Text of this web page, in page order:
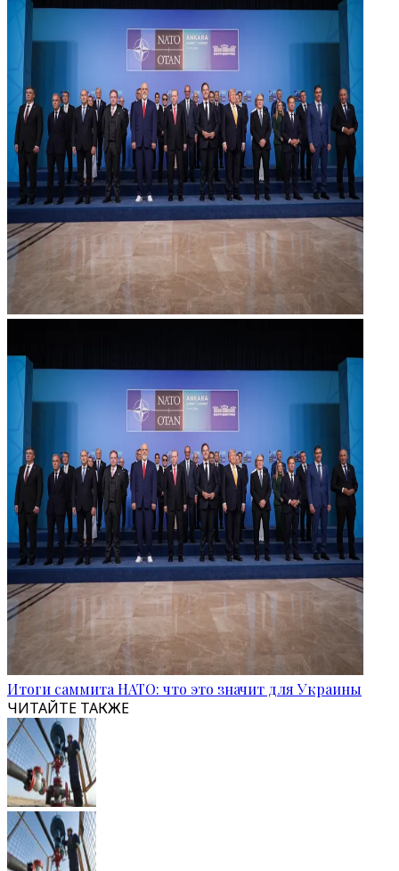
Итоги саммита НАТО: что это значит для Украины
ЧИТАЙТЕ ТАКЖЕ